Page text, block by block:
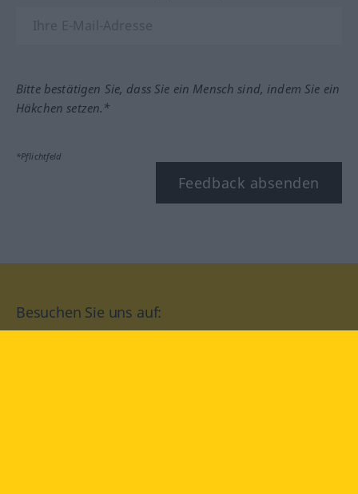
Bitte bestätigen Sie, dass Sie ein Mensch sind, indem Sie ein
Häkchen setzen.*
*Pflichtfeld
Feedback absenden
Besuchen Sie uns auf: